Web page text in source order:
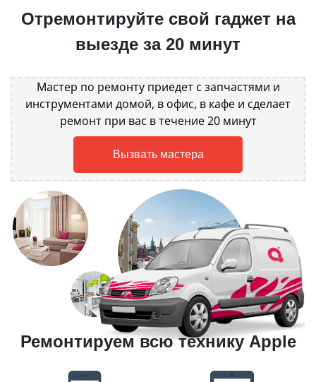
Отремонтируйте свой гаджет на
выезде за 20 минут
Мастер по ремонту приедет с запчастями и
инструментами домой, в офис, в кафе и сделает
ремонт при вас в течение 20 минут
Вызвать мастера
Ремонтируем всю технику Apple